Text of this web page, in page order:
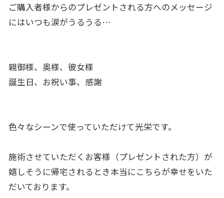
ご購入者様からのプレゼントされる方へのメッセージ
にはいつも涙がうるうる…
親御様、奥様、彼女様
誕生日、お祝い事、感謝
色々なシーンで使っていただけて光栄です。
施術させていただくお客様（プレゼントされた方）が
嬉しそうに帰宅されるとき本当にこちらが幸せをいた
だいております。